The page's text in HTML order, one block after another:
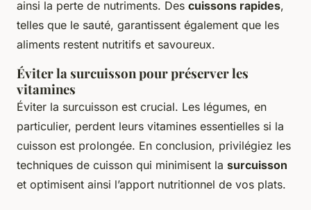
ainsi la perte de nutriments. Des cuissons rapides,
telles que le sauté, garantissent également que les
aliments restent nutritifs et savoureux.
Éviter la surcuisson pour préserver les
vitamines
Éviter la surcuisson est crucial. Les légumes, en
particulier, perdent leurs vitamines essentielles si la
cuisson est prolongée. En conclusion, privilégiez les
techniques de cuisson qui minimisent la surcuisson
et optimisent ainsi l’apport nutritionnel de vos plats.